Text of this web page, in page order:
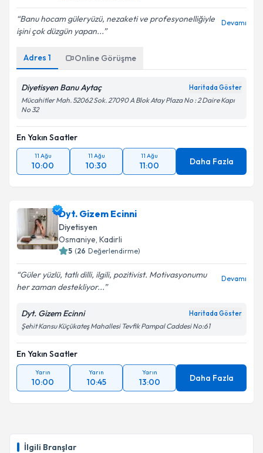
İlgili Branşlar
Kişisel verilerimin işlenmesine ilişkinAydınlatma
Metni'ni okudum ve kişisel verilerimin belirtilen
Takvim Talebini Gönder
Banu hocam güleryüzü, nezaketi ve profesyonelliğiyle
işini çok düzgün yapan...
Devamı
Adres 1 Online Görüşme
Diyetisyen Banu Aytaç Haritada Göster
Mücahitler Mah. 52062 Sok. 27090 A Blok Atay Plaza No : 2 Daire Kapı
No 32
En Yakın Saatler
11 Ağu
10:00
11 Ağu
10:30
11 Ağu
11:00 Daha Fazla
Dyt. Gizem Ecinni
Diyetisyen
Osmaniye, Kadirli
5 (26 Değerlendirme)
Güler yüzlü, tatlı dilli, ilgili, pozitivist. Motivasyonumu
her zaman destekliyor...
Devamı
Dyt. Gizem Ecinni Haritada Göster
Şehit Kansu Küçükateş Mahallesi Tevfik Pampal Caddesi No:61
En Yakın Saatler
Yarın
10:00
Yarın
10:45
Yarın
13:00 Daha Fazla